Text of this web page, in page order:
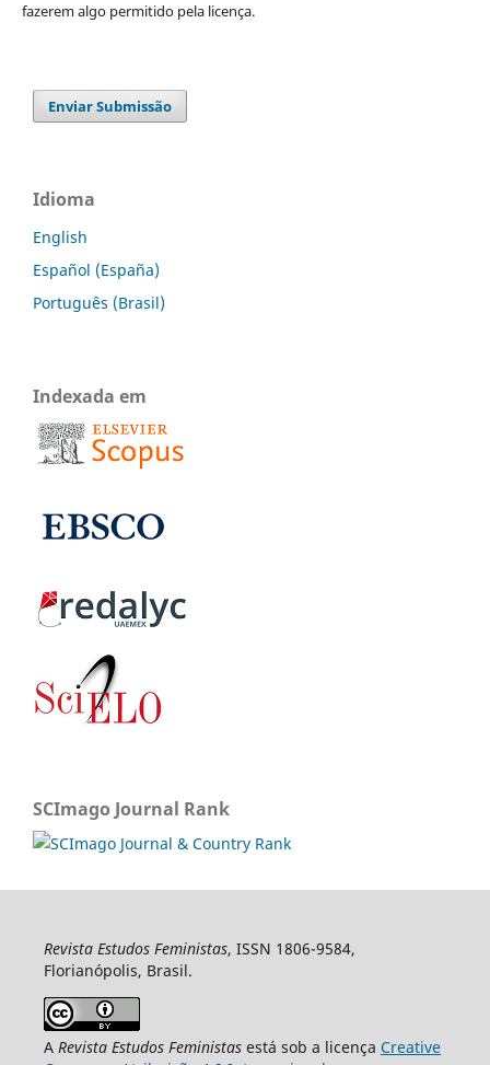
fazerem algo permitido pela licença.
Enviar Submissão
Idioma
English
Español (España)
Português (Brasil)
Indexada em
SCImago Journal Rank
Revista Estudos Feministas, ISSN 1806-9584,
Florianópolis, Brasil.
A Revista Estudos Feministasestá sob a licença Creative